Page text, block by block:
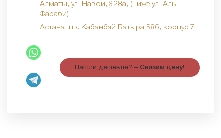
Алматы, ул. Навои, 328а, (ниже ул. Аль-
Фараби)
Астана, пр. Кабанбай Батыра 58б, корпус 7
Нашли дешевле? – Снизим цену!